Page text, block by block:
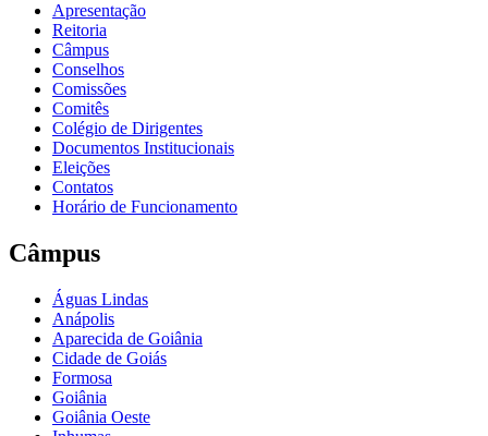
Apresentação
Reitoria
Câmpus
Conselhos
Comissões
Comitês
Colégio de Dirigentes
Documentos Institucionais
Eleições
Contatos
Horário de Funcionamento
Câmpus
Águas Lindas
Anápolis
Aparecida de Goiânia
Cidade de Goiás
Formosa
Goiânia
Goiânia Oeste